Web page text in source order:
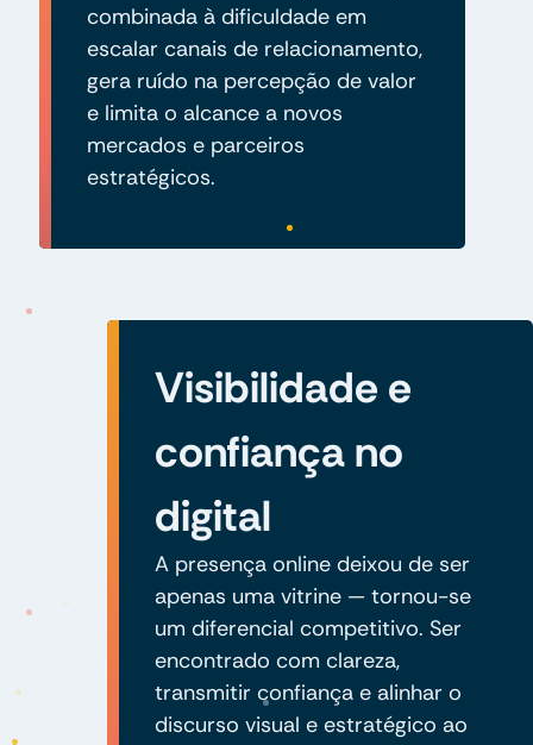
combinada à dificuldade em
escalar canais de relacionamento,
gera ruído na percepção de valor
e limita o alcance a novos
mercados e parceiros
estratégicos.
Visibilidade e
confiança no
digital
A presença online deixou de ser
apenas uma vitrine — tornou-se
um diferencial competitivo. Ser
encontrado com clareza,
transmitir confiança e alinhar o
discurso visual e estratégico ao